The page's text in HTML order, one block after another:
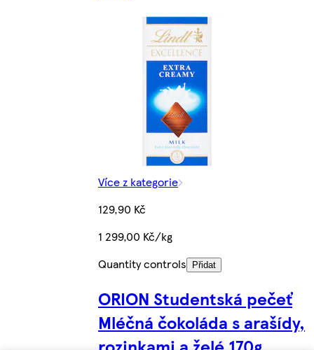
Více z kategorie
129,90 Kč
1 299,00 Kč/kg
Quantity controls
Přidat
ORION Studentská pečeť
Mléčná čokoláda s arašídy,